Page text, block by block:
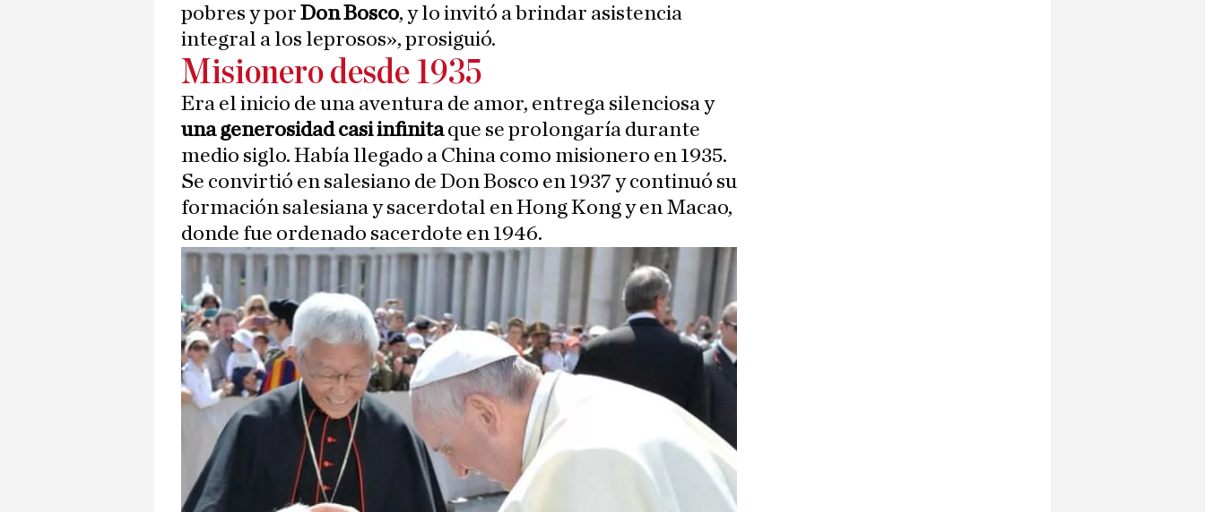
pobres y por Don Bosco, y lo invitó a brindar asistencia
integral a los leprosos», prosiguió.
Misionero desde 1935
Era el inicio de una aventura de amor, entrega silenciosa y
una generosidad casi infinitaque se prolongaría durante
medio siglo. Había llegado a China como misionero en 1935.
Se convirtió en salesiano de Don Bosco en 1937 y continuó su
formación salesiana y sacerdotal en Hong Kong y en Macao,
donde fue ordenado sacerdote en 1946.